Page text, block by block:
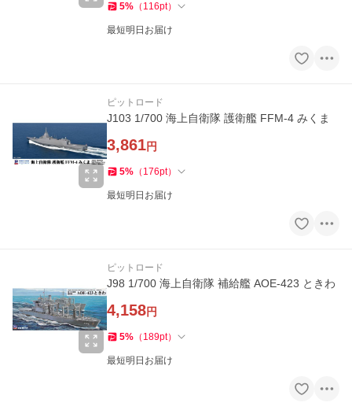
5% （ 116pt）
最短明日お届け
ピットロード
J103 1/700 海上自衛隊 護衛艦 FFM-4 みくま
3,861円
5% （ 176pt）
最短明日お届け
ピットロード
J98 1/700 海上自衛隊 補給艦 AOE-423 ときわ
4,158円
5% （ 189pt）
最短明日お届け